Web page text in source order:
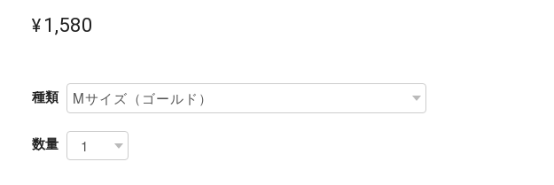
¥1,580
種類
数量